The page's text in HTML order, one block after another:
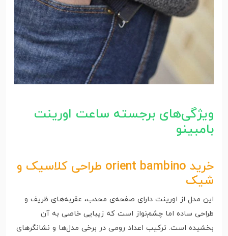
ویژگی‌های برجسته ساعت اورینت
بامبینو
خرید orient bambino طراحی کلاسیک و
شیک
این مدل از اورینت دارای صفحه‌ی محدب، عقربه‌های ظریف و
طراحی ساده اما چشم‌نواز است که زیبایی خاصی به آن
بخشیده است. ترکیب اعداد رومی در برخی مدل‌ها و نشانگرهای